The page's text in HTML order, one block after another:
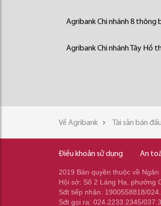
Agribank Chi nhánh 8 thông
Agribank Chi nhánh Tây Hồ
Về Agribank Tài sản bán
Điều khoản sử dụng An
2019 Bản quyền thuộc về
Hội sở: Số 2 Láng Hạ, phường
Sđt tiếp nhận: 1900558818/
Sđt gọi ra: 024.2233.2345/